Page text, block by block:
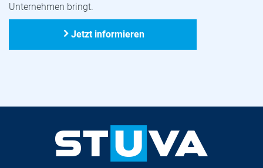
Unternehmen bringt.
Jetzt informieren